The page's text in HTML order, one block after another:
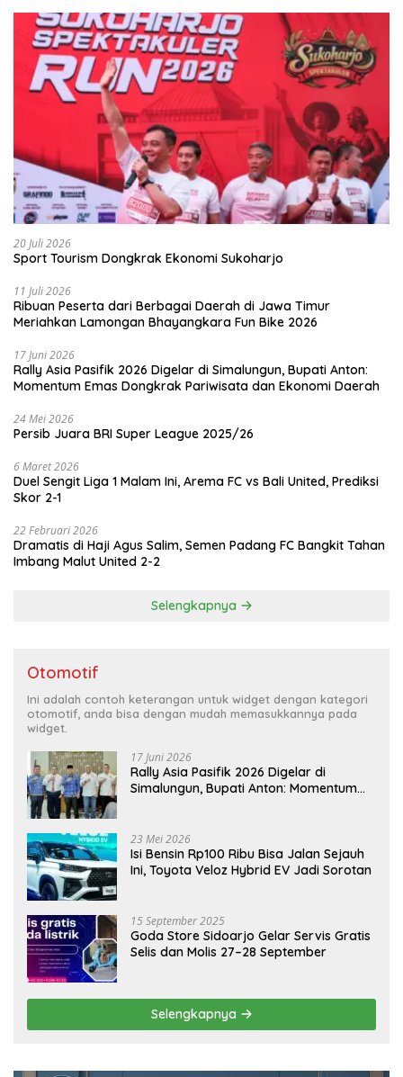
20 Juli 2026
Sport Tourism Dongkrak Ekonomi Sukoharjo
11 Juli 2026
Ribuan Peserta dari Berbagai Daerah di Jawa Timur
Meriahkan Lamongan Bhayangkara Fun Bike 2026
17 Juni 2026
Rally Asia Pasifik 2026 Digelar di Simalungun, Bupati Anton:
Momentum Emas Dongkrak Pariwisata dan Ekonomi Daerah
24 Mei 2026
Persib Juara BRI Super League 2025/26
6 Maret 2026
Duel Sengit Liga 1 Malam Ini, Arema FC vs Bali United, Prediksi
Skor 2-1
22 Februari 2026
Dramatis di Haji Agus Salim, Semen Padang FC Bangkit Tahan
Imbang Malut United 2-2
Selengkapnya
Otomotif
Ini adalah contoh keterangan untuk widget dengan kategori
otomotif, anda bisa dengan mudah memasukkannya pada
widget.
17 Juni 2026
Rally Asia Pasifik 2026 Digelar di
Simalungun, Bupati Anton: Momentum
23 Mei 2026
Isi Bensin Rp100 Ribu Bisa Jalan Sejauh
Ini, Toyota Veloz Hybrid EV Jadi Sorotan
15 September 2025
Goda Store Sidoarjo Gelar Servis Gratis
Selis dan Molis 27–28 September
Selengkapnya